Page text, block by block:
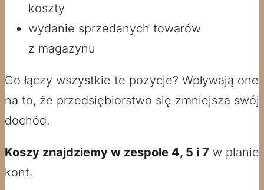
koszty
wydanie sprzedanych towarów
z magazynu
Co łączy wszystkie te pozycje? Wpływają one
na to, że przedsiębiorstwo się zmniejsza swój
dochód.
Koszy znajdziemy w zespole 4, 5 i 7 w planie
kont.